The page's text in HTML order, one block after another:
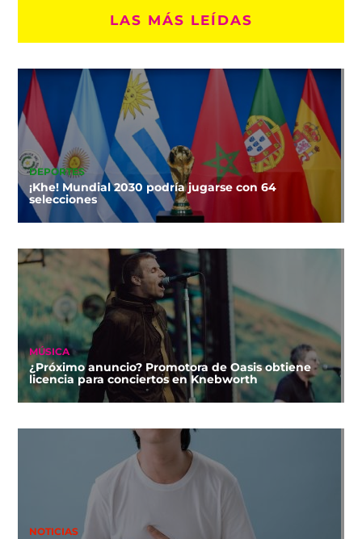
LAS MÁS LEÍDAS
DEPORTES
¡Khe! Mundial 2030 podría jugarse con 64
selecciones
MÚSICA
¿Próximo anuncio? Promotora de Oasis obtiene
licencia para conciertos en Knebworth
NOTICIAS